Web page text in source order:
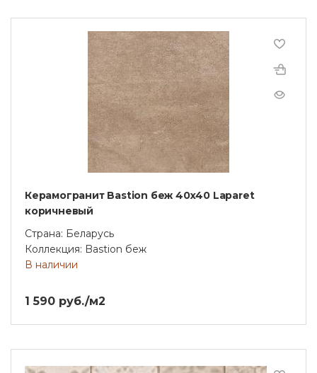
Керамогранит Bastion беж 40х40 Laparet
коричневый
Страна: Беларусь
Коллекция: Bastion беж
В наличии
1 590 руб./м2